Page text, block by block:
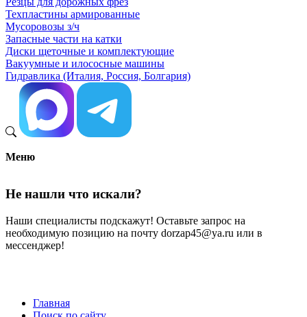
Техпластины армированные
Мусоровозы з/ч
Запасные части на катки
Диски щеточные и комплектующие
Вакуумные и илососные машины
Гидравлика (Италия, Россия, Болгария)
Меню
Не нашли что искали?
Наши специалисты подскажут! Оставьте запрос на
необходимую позицию на почту dorzap45@ya.ru или в
мессенджер!
Главная